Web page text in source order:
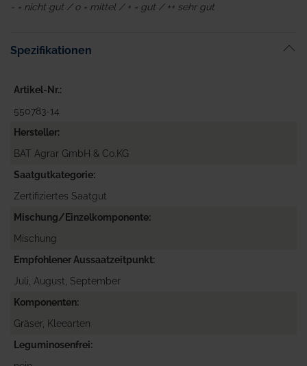
- = nicht gut / o = mittel / + = gut / ++ sehr gut
Spezifikationen
Artikel-Nr.
550783-14
Hersteller
BAT Agrar GmbH & Co.KG
Saatgutkategorie
Zertifiziertes Saatgut
Mischung/Einzelkomponente
Mischung
Empfohlener Aussaatzeitpunkt
Juli, August, September
Komponenten
Gräser, Kleearten
Leguminosenfrei